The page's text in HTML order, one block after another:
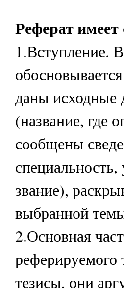
Реферат
1.Вступление.
даны исходные
(название, где
сообщены
специальность,
звание),
выбранной
2.Основная
реферируемого
тезисы, они